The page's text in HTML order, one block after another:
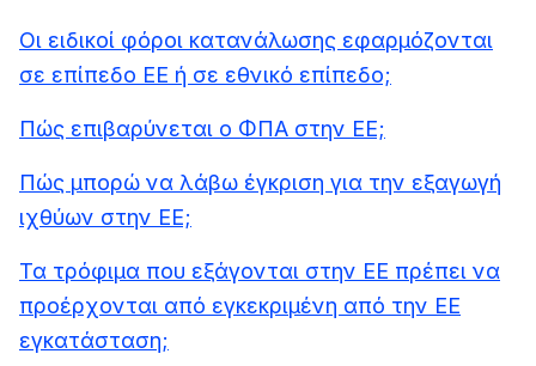
Οι ειδικοί φόροι κατανάλωσης εφαρμόζονται
σε επίπεδο ΕΕ ή σε εθνικό επίπεδο;
Πώς επιβαρύνεται ο ΦΠΑ στην ΕΕ;
Πώς μπορώ να λάβω έγκριση για την εξαγωγή
ιχθύων στην ΕΕ;
Τα τρόφιμα που εξάγονται στην ΕΕ πρέπει να
προέρχονται από εγκεκριμένη από την ΕΕ
εγκατάσταση;